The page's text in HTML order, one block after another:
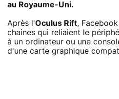
au Royaume-Uni.
Après l'Oculus Rift,
chaines qui reliaient le
à un ordinateur ou une
d'une carte graphique